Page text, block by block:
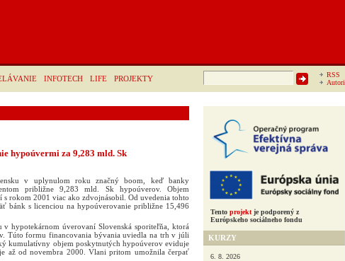
INFOTECH LIFE PROJEKTY
RSS
Autori
Hľadať:
hypoúvermi za 9,283 mld. Sk
v uplynulom roku značný boom, keď banky
približne 9,283 mld. Sk hypoúverov. Objem
rokom 2001 viac ako zdvojnásobil. Od uvedenia tohto
bánk s licenciou na hypoúverovanie približne 15,496
hypotekárnom úverovaní Slovenská sporiteľňa, ktorá
Túto formu financovania bývania uviedla na trh v júli
kumulatívny objem poskytnutých hypoúverov eviduje
až od novembra 2000. Vlani pritom umožnila čerpať
Tento projekt je podporený z
Európskeho sociálneho fondu
KURZY
6. 8. 2026